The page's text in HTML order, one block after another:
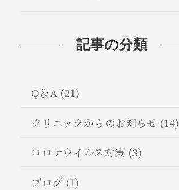
記事の分類
Q＆A (21)
クリニックからのお知らせ (14)
コロナウイルス対策 (3)
ブログ (1)